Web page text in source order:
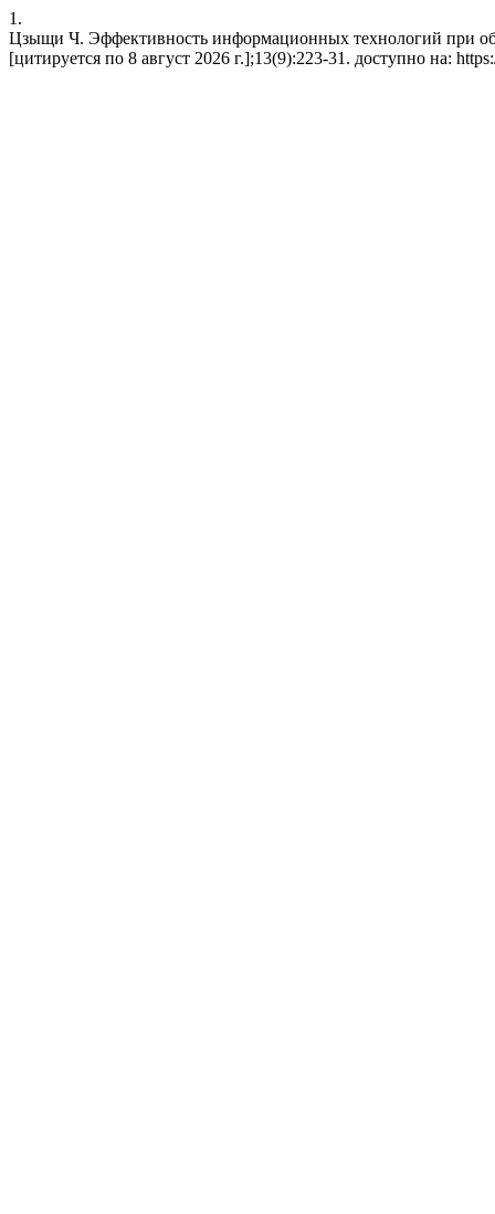
1.
Цзыщи Ч. Эффективность информационных технологий при
[цитируется по 8 август 2026 г.];13(9):223-31. доступно на: